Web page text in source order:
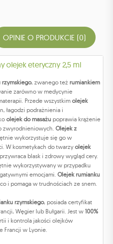
OPINIE O PRODUKCIE (0)
olejek eteryczny 2,5 ml
rzymskiego, zwanego też rumiankiem
zarówno w medycynie
Przede wszystkim olejek
łagodzi podrażnienia i
olejek do masażu poprawia krążenie
zwyrodnieniowych. Olejek z
wykorzystuje się go w
W kosmetykach do twarzy olejek
blask i zdrowy wygląd cery.
wykorzystywany w przypadku
emocjami. Olejek rumianku
i pomaga w trudnościach ze snem.
rzymskiego, posiada certyfikat
Węgier lub Bułgarii. Jest w 100%
i kontrola jakości olejków
Francji w Lyonie.